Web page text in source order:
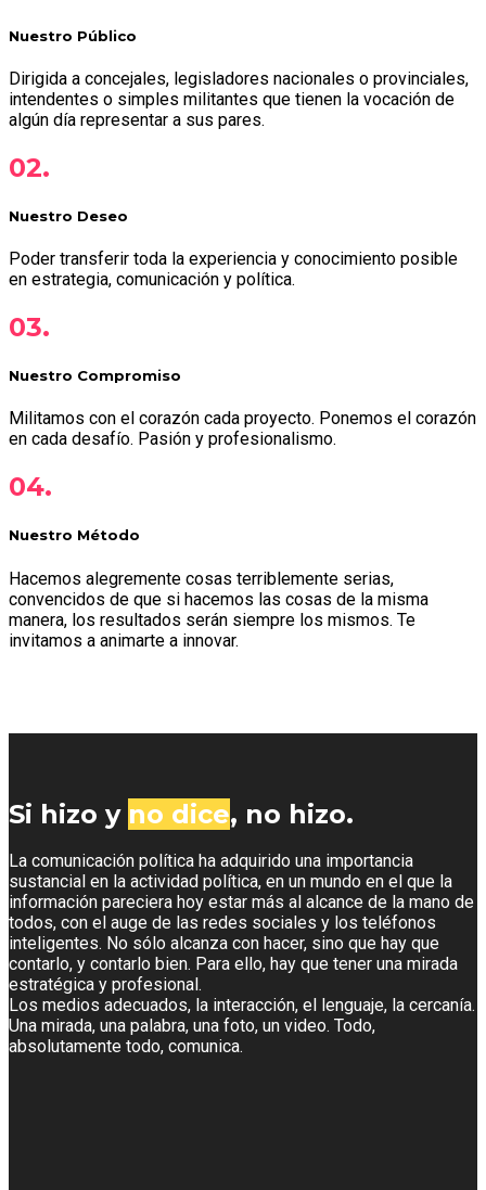
Nuestro Público
Dirigida a concejales, legisladores nacionales o provinciales,
intendentes o simples militantes que tienen la vocación de
algún día representar a sus pares.
02.
Nuestro Deseo
Poder transferir toda la experiencia y conocimiento posible
en estrategia, comunicación y política.
03.
Nuestro Compromiso
Militamos con el corazón cada proyecto. Ponemos el corazón
en cada desafío. Pasión y profesionalismo.
04.
Nuestro Método
Hacemos alegremente cosas terriblemente serias,
convencidos de que si hacemos las cosas de la misma
manera, los resultados serán siempre los mismos. Te
invitamos a animarte a innovar.
Si hizo y no dice, no hizo.
La comunicación política ha adquirido una importancia
sustancial en la actividad política, en un mundo en el que la
información pareciera hoy estar más al alcance de la mano de
todos, con el auge de las redes sociales y los teléfonos
inteligentes. No sólo alcanza con hacer, sino que hay que
contarlo, y contarlo bien. Para ello, hay que tener una mirada
estratégica y profesional.
Los medios adecuados, la interacción, el lenguaje, la cercanía.
Una mirada, una palabra, una foto, un video. Todo,
absolutamente todo, comunica.